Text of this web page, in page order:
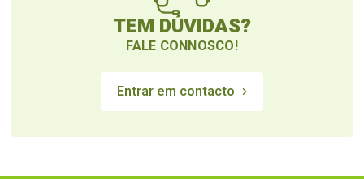
TEM DÚVIDAS?
FALE CONNOSCO!
Entrar em contacto